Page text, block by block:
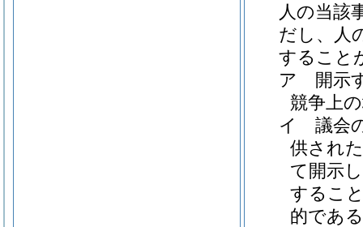
人の当該
だし、人
すること
ア
開示
競争上
イ
議会
供され
て開示
するこ
的であ